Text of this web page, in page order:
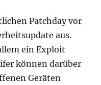
Patchday vor
aus.
ein Exploit
können darüber
Geräten